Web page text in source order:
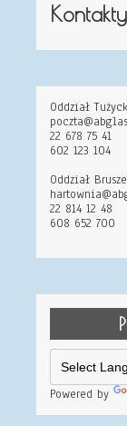
Kontakty
Oddział
22 678 75 41
602 123 104
Oddział
22 814 12 48
608 652 700
Powered by